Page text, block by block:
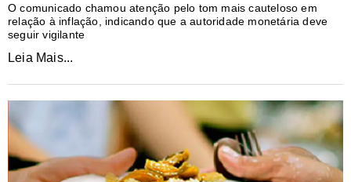
O comunicado chamou atenção pelo tom mais cauteloso em
relação à inflação, indicando que a autoridade monetária deve
seguir vigilante
Leia Mais...